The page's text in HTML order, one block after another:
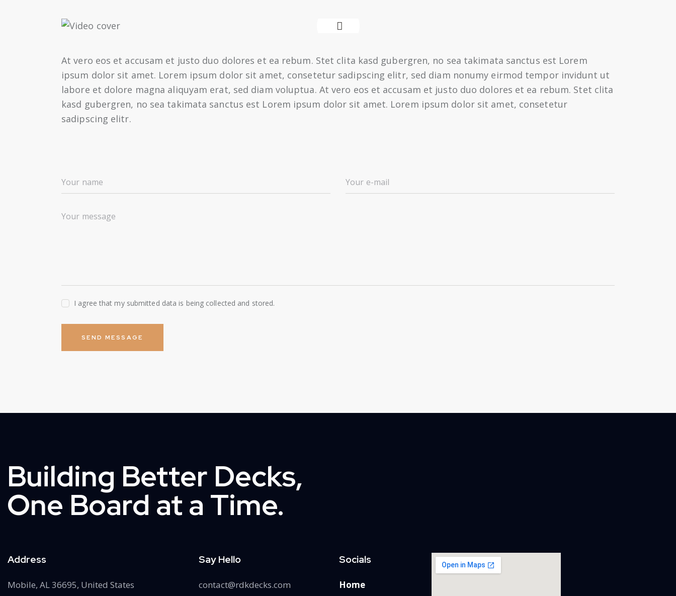
At vero eos et accusam et justo duo dolores et ea rebum. Stet clita kasd gubergren, no sea takimata sanctus est Lorem
ipsum dolor sit amet. Lorem ipsum dolor sit amet, consetetur sadipscing elitr, sed diam nonumy eirmod tempor invidunt ut
labore et dolore magna aliquyam erat, sed diam voluptua. At vero eos et accusam et justo duo dolores et ea rebum. Stet clita
kasd gubergren, no sea takimata sanctus est Lorem ipsum dolor sit amet. Lorem ipsum dolor sit amet, consetetur
sadipscing elitr.
I agree that my submitted data is being collected and stored.
SEND MESSAGE
Building Better Decks,
One Board at a Time.
Address
Mobile, AL 36695, United States
Say Hello
contact@rdkdecks.com
Socials
Home